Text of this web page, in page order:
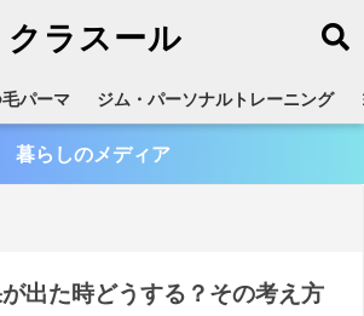
クラスール
パーマ ジム・パーソナルトレーニング
暮らしのメディア
出た時どうする？その考え方